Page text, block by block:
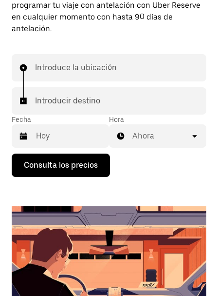
programar tu viaje con antelación con Uber Reserve
en cualquier momento con hasta 90 días de
antelación.
Introduce la ubicación
Introducir destino
Fecha
Pulsa
flecha
abrir
calendario
seleccionar
una
fecha.
Pulsa
el
botón
Hora
Ahora
Consulta los precios